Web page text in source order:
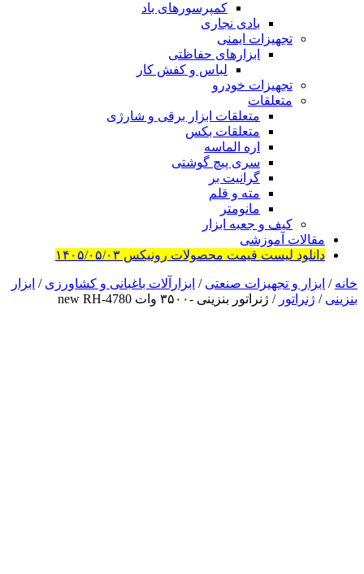
کمپرسورهای باد
بادی نجاری
تجهیزات ایمنی
ابزارهای حفاظتی
لباس و کفش کار
تجهیزات خودرو
متعلقات
متعلقات ابزار برقی و شارژی
متعلقات بکس
اره الماسه
سری پیچ گوشتی
گرانیت بر
مته و قلم
مانومتر
کیف و جعبه ابزار
مقالات آموزشی
دانلود لیست قیمت محصولات رونیکس ۱۴۰۵/۰۵/۰۳
خانه / ابزار و تجهیزات صنعتی / ابزارآلات باغبانی و کشاورزی / ابزار
بنزینی / ژنراتور / ژنراتور بنزینی -۳۵۰۰ وات new RH-4780